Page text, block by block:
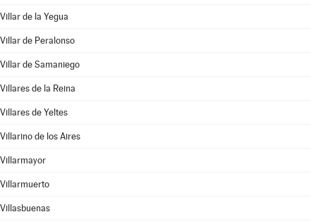
Villar de la Yegua
Villar de Peralonso
Villar de Samaniego
Villares de la Reina
Villares de Yeltes
Villarino de los Aires
Villarmayor
Villarmuerto
Villasbuenas